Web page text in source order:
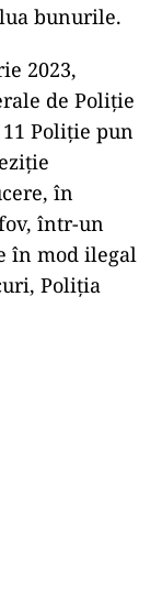
bunurile.
2023,
de Poliţie
Poliţie pun
în
într-un
în mod ilegal
Poliţia